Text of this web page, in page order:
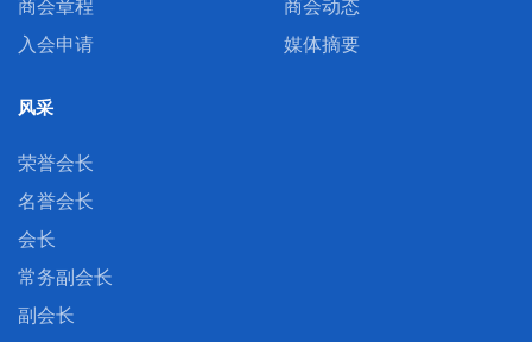
商会章程
入会申请
商会动态
媒体摘要
风采
荣誉会长
名誉会长
会长
常务副会长
副会长